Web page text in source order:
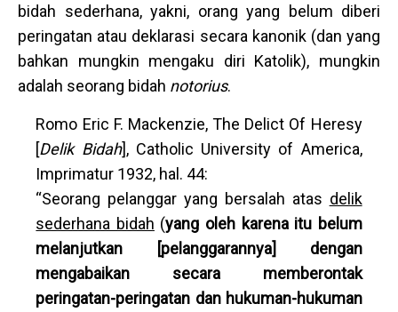
bidah sederhana, yakni, orang yang belum diberi
peringatan atau deklarasi secara kanonik (dan yang
bahkan mungkin mengaku diri Katolik), mungkin
adalah seorang bidah notorius.
Romo Eric F. Mackenzie, The Delict Of Heresy
[Delik Bidah], Catholic University of America,
Imprimatur 1932, hal. 44:
“Seorang pelanggar yang bersalah atas delik
sederhana bidah (yang oleh karena itu belum
melanjutkan [pelanggarannya] dengan
mengabaikan secara memberontak
peringatan-peringatan dan hukuman-hukuman